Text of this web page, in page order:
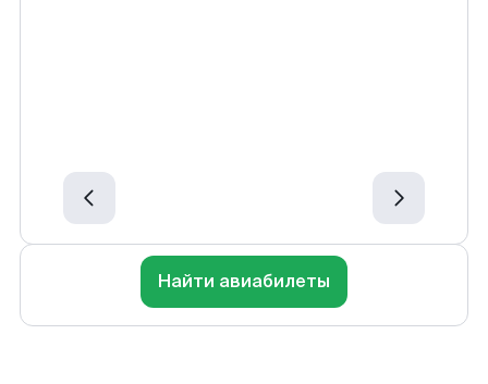
Найти авиабилеты